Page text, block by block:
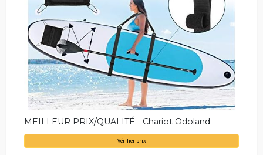
MEILLEUR PRIX/QUALITÉ - Chariot Odoland
Vérifier prix